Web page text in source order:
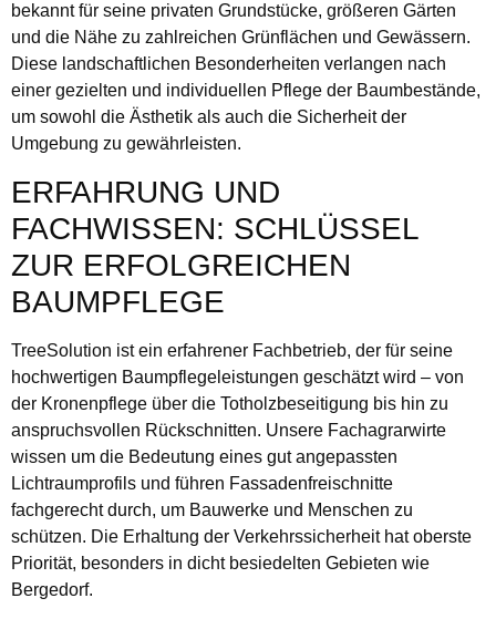
bekannt für seine privaten Grundstücke, größeren Gärten
und die Nähe zu zahlreichen Grünflächen und Gewässern.
Diese landschaftlichen Besonderheiten verlangen nach
einer gezielten und individuellen Pflege der Baumbestände,
um sowohl die Ästhetik als auch die Sicherheit der
Umgebung zu gewährleisten.
ERFAHRUNG UND
FACHWISSEN: SCHLÜSSEL
ZUR ERFOLGREICHEN
BAUMPFLEGE
TreeSolution ist ein erfahrener Fachbetrieb, der für seine
hochwertigen Baumpflegeleistungen geschätzt wird – von
der Kronenpflege über die Totholzbeseitigung bis hin zu
anspruchsvollen Rückschnitten. Unsere Fachagrarwirte
wissen um die Bedeutung eines gut angepassten
Lichtraumprofils und führen Fassadenfreischnitte
fachgerecht durch, um Bauwerke und Menschen zu
schützen. Die Erhaltung der Verkehrssicherheit hat oberste
Priorität, besonders in dicht besiedelten Gebieten wie
Bergedorf.